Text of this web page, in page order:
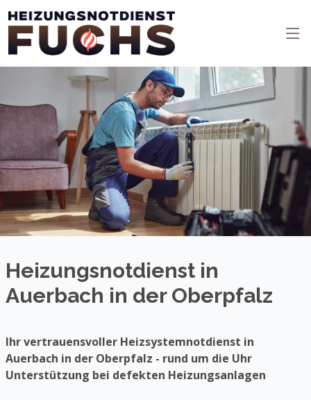
Heizungsnotdienst in
Auerbach in der Oberpfalz
Ihr vertrauensvoller Heizsystemnotdienst in
Auerbach in der Oberpfalz - rund um die Uhr
Unterstützung bei defekten Heizungsanlagen